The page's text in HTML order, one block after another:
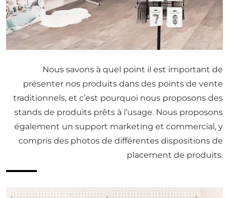
Nous savons à quel point il est important de
présenter nos produits dans des points de vente
traditionnels, et c’est pourquoi nous proposons des
stands de produits prêts à l’usage. Nous proposons
également un support marketing et commercial, y
compris des photos de différentes dispositions de
placement de produits.